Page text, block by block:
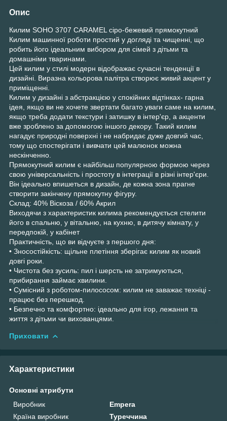
Опис
Килим SOHO 3707 CARAMEL сіро-бежевий прямокутний
Килим машинної роботи простий у догляді та чищенні, що
робить його ідеальним вибором для сімей з дітьми та
домашніми тваринами.
Цей килим у стилі модерн відображає сучасні тенденції в
дизайні. Виразна кольорова палітра створює живий акцент у
приміщенні.
Килим у дизайні з абстракцією у спокійних відтінках- гарна
ідея, якщо ви не хочете звертати багато уваги саме на килим,
якщо треба додати текстури і затишку в інтер'єр, а акценти
вже зроблено за допомогою іншого декору. Такий килим
нагадує природні поверхні і не набридає дуже довгий час,
тому що спостерігати і вивчати цей малюнок можна
нескінченно.
Прямокутний килим є найбільш популярною формою через
свою універсальність і простоту в інтеграції в різні інтер'єри.
Він ідеально впишеться в дизайн, де кожна зона прагне
створити закінчену прямокутну фігуру.
Склад: 40% Віскоза / 60% Акрил
Виходячи з характеристик килима рекомендується стелити
його в спальню, у вітальню, на кухню, в дитячу кімнату, у
передпокій, у кабінет
Практичність, що ви відчуєте з першого дня:
• Зносостійкість: щільне плетіння зберігає килим як новий
довгі роки.
• Чистота без зусиль: пил і шерсть не затримуються,
прибирання займає хвилини.
• Сумісний з роботом-пилососом: килим не заважає техніці -
працює без перешкод.
• Безпечно та комфортно: ідеально для ігор, лежання та
життя з дітьми чи вихованцями.
Приховати
Характеристики
Основні атрибути
Виробник
Empera
Країна виробник
Туреччина